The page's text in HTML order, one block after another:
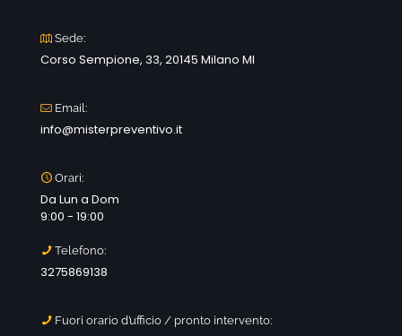
Sede:
Corso Sempione, 33, 20145 Milano MI
Email:
info@misterpreventivo.it
Orari:
Da Lun a Dom
9:00 - 19:00
Telefono:
3275869138
Fuori orario d’ufficio / pronto intervento: